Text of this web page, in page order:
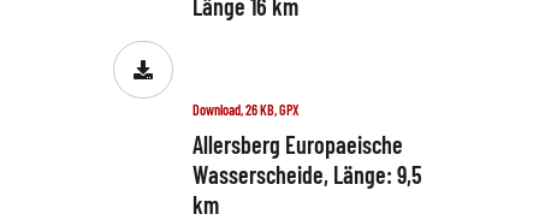
Länge 16 km
Download, 26 KB, GPX
Allersberg Europaeische
Wasserscheide, Länge: 9,5
km